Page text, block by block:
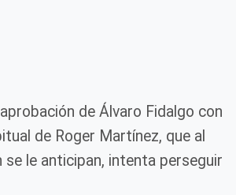
de Álvaro Fidalgo con
de Roger Martínez, que al
se le anticipan, intenta perseguir